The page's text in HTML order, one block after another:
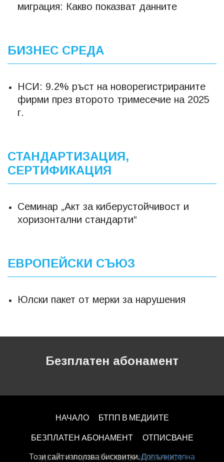
миграция: Какво показват данните
БИЗНЕС СРЕДА
НСИ: 9.2% ръст на новорегистрираните
фирми през второто тримесечие на 2025
г.
СТАНДАРТИЗАЦИЯ,
СЕРТИФИКАЦИЯ
Семинар „Акт за киберустойчивост и
хоризонтални стандарти“
ЕВРОПЕЙСКИ СЪЮЗ
Юлски пакет от мерки за нарушения
Безплатен абонамент
НАЧАЛО БТПП В МЕДИИТЕ
БЕЗПЛАТЕН AБОНАМЕНТ ОТПИСВАНЕ
ДЕКЛАРАЦИЯ ЗА ПОВЕРИТЕЛНОСT
Този сайт използва бисквитки.Допълнителна